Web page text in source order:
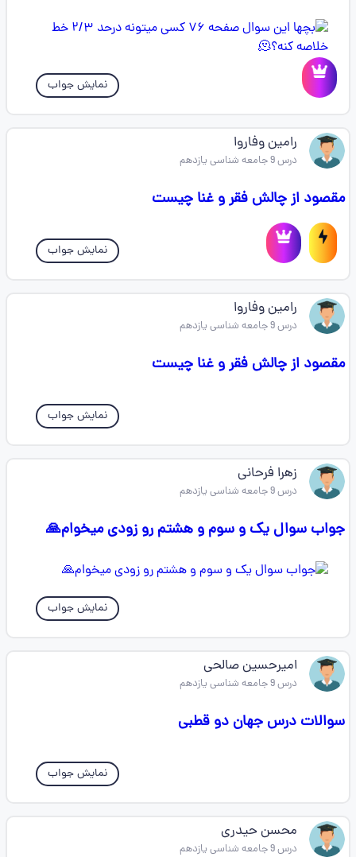
نمایش جواب
رامین وفاروا
درس 9 جامعه شناسی یازدهم
مقصود از چالش فقر و غنا چیست
نمایش جواب
رامین وفاروا
درس 9 جامعه شناسی یازدهم
مقصود از چالش فقر و غنا چیست
نمایش جواب
زهرا فرحانی
درس 9 جامعه شناسی یازدهم
جواب سوال یک و سوم و هشتم رو زودی میخوام🙏
نمایش جواب
اميرحسين صالحی
درس 9 جامعه شناسی یازدهم
سوالات درس جهان دو قطبی
نمایش جواب
محسن حیدری
درس 9 جامعه شناسی یازدهم